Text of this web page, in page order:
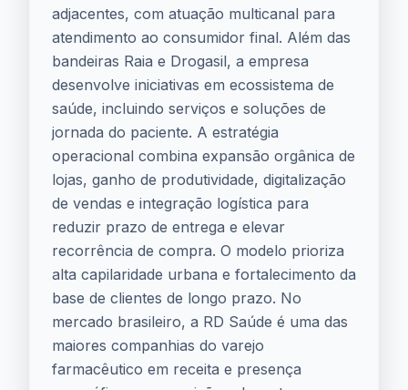
adjacentes, com atuação multicanal para
atendimento ao consumidor final. Além das
bandeiras Raia e Drogasil, a empresa
desenvolve iniciativas em ecossistema de
saúde, incluindo serviços e soluções de
jornada do paciente. A estratégia
operacional combina expansão orgânica de
lojas, ganho de produtividade, digitalização
de vendas e integração logística para
reduzir prazo de entrega e elevar
recorrência de compra. O modelo prioriza
alta capilaridade urbana e fortalecimento da
base de clientes de longo prazo. No
mercado brasileiro, a RD Saúde é uma das
maiores companhias do varejo
farmacêutico em receita e presença